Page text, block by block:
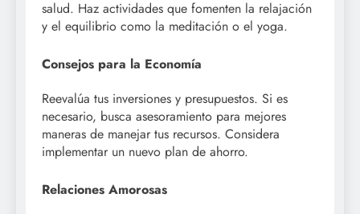
salud. Haz actividades que fomenten la relajación
y el equilibrio como la meditación o el yoga.
Consejos para la Economía
Reevalúa tus inversiones y presupuestos. Si es
necesario, busca asesoramiento para mejores
maneras de manejar tus recursos. Considera
implementar un nuevo plan de ahorro.
Relaciones Amorosas